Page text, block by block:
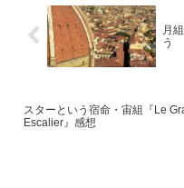
月
う
スターという宿命・宙組『Le
Escalier』感想